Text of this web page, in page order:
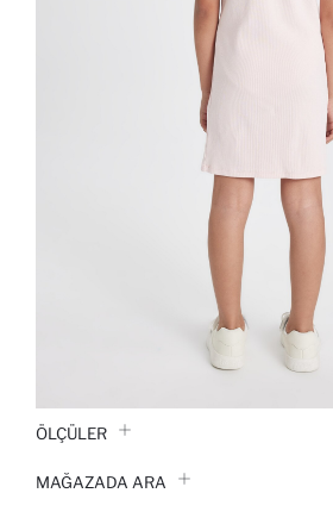
ÖLÇÜLER
MAĞAZADA ARA